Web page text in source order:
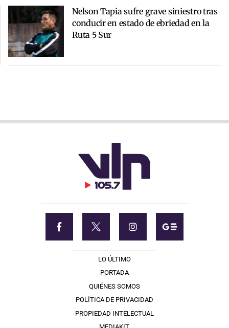
Nelson Tapia sufre grave siniestro tras
conducir en estado de ebriedad en la
Ruta 5 Sur
LO ÚLTIMO
PORTADA
QUIÉNES SOMOS
POLÍTICA DE PRIVACIDAD
PROPIEDAD INTELECTUAL